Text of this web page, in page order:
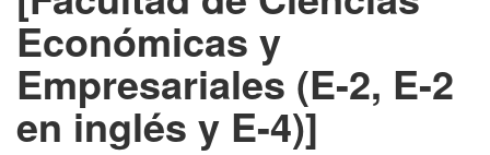
Económicas y
Empresariales (E-2, E-2
en inglés y E-4)]